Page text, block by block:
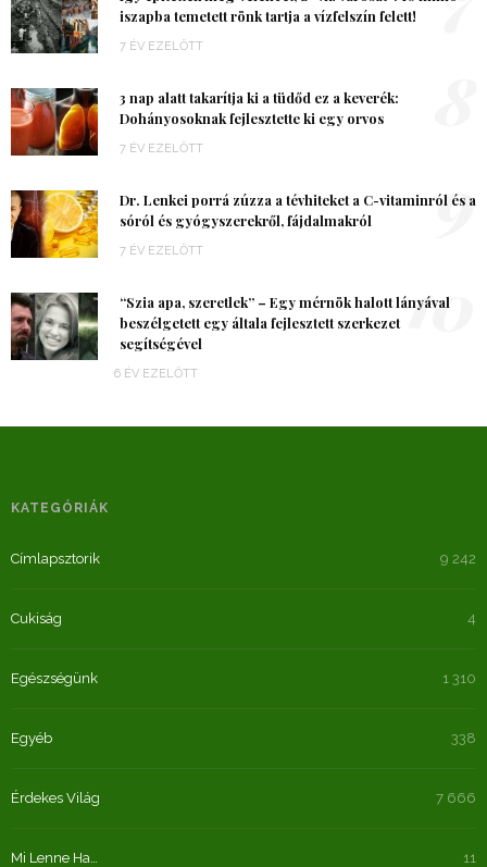
iszapba temetett rönk tartja a vízfelszín felett!
7 ÉV EZELŐTT
3 nap alatt takarítja ki a tüdőd ez a keverék:
Dohányosoknak fejlesztette ki egy orvos
7 ÉV EZELŐTT
Dr. Lenkei porrá zúzza a tévhiteket a C-vitaminról és a
sóról és gyógyszerekről, fájdalmakról
7 ÉV EZELŐTT
9
“Szia apa, szeretlek” – Egy mérnök halott lányával
beszélgetett egy általa fejlesztett szerkezet
segítségével
6 ÉV EZELŐTT
10
KATEGÓRIÁK
Címlapsztorik 9 242
Cukiság 4
Egészségünk 1 310
Egyéb 338
Érdekes Világ 7 666
Mi Lenne Ha… 11